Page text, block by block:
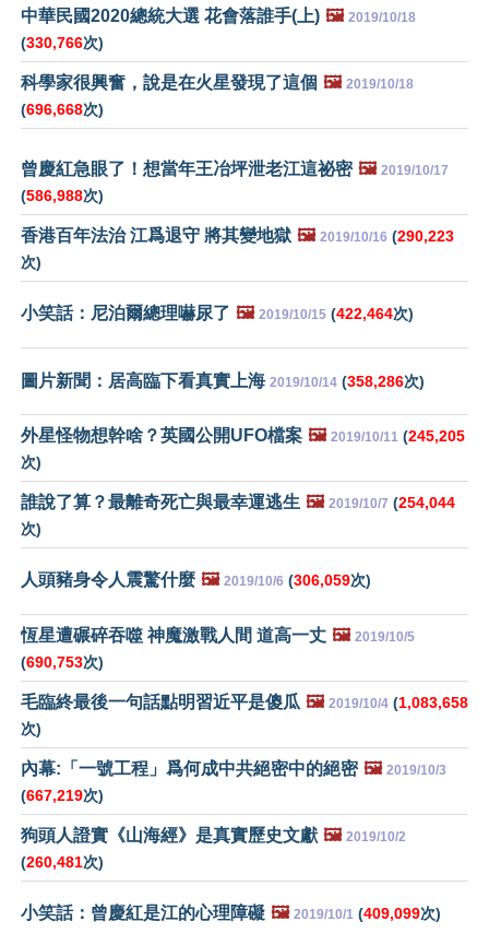
中華民國2020總統大選 花會落誰手(上) 🖼️ 2019/10/18
(330,766次)
科學家很興奮，說是在火星發現了這個 🖼️ 2019/10/18
(696,668次)
曾慶紅急眼了！想當年王冶坪泄老江這祕密 🖼️ 2019/10/17
(586,988次)
香港百年法治 江爲退守 將其變地獄 🖼️ 2019/10/16 (290,223
次)
小笑話：尼泊爾總理嚇尿了 🖼️ 2019/10/15 (422,464次)
圖片新聞：居高臨下看真實上海 2019/10/14 (358,286次)
外星怪物想幹啥？英國公開UFO檔案 🖼️ 2019/10/11 (245,205
次)
誰說了算？最離奇死亡與最幸運逃生 🖼️ 2019/10/7 (254,044
次)
人頭豬身令人震驚什麼 🖼️ 2019/10/6 (306,059次)
恆星遭碾碎吞噬 神魔激戰人間 道高一丈 🖼️ 2019/10/5
(690,753次)
毛臨終最後一句話點明習近平是傻瓜 🖼️ 2019/10/4 (1,083,658
次)
內幕:「一號工程」爲何成中共絕密中的絕密 🖼️ 2019/10/3
(667,219次)
狗頭人證實《山海經》是真實歷史文獻 🖼️ 2019/10/2
(260,481次)
小笑話：曾慶紅是江的心理障礙 🖼️ 2019/10/1 (409,099次)